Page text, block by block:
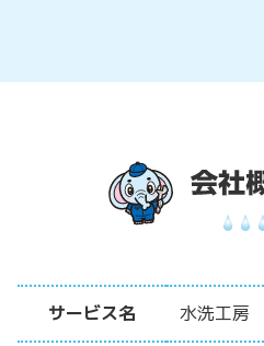
サービス名 水洗工房